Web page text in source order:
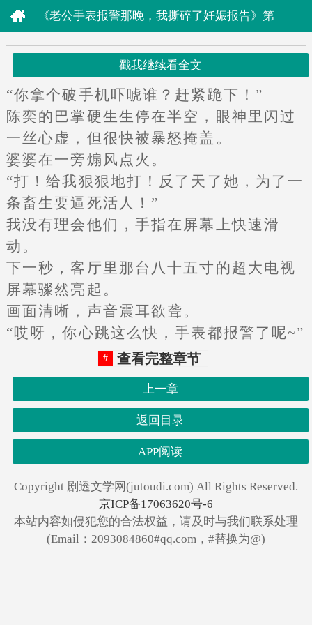
《老公手表报警那晚，我撕碎了妊娠报告》第
5章
戳我继续看全文
“你拿个破手机吓唬谁？赶紧跪下！”
陈奕的巴掌硬生生停在半空，眼神里闪过
一丝心虚，但很快被暴怒掩盖。
婆婆在一旁煽风点火。
“打！给我狠狠地打！反了天了她，为了一
条畜生要逼死活人！”
我没有理会他们，手指在屏幕上快速滑
动。
下一秒，客厅里那台八十五寸的超大电视
屏幕骤然亮起。
画面清晰，声音震耳欲聋。
“哎呀，你心跳这么快，手表都报警了呢~”
查看完整章节
上一章
返回目录
APP阅读
Copyright 剧透文学网(jutoudi.com) All Rights Reserved.
京ICP备17063620号-6
本站内容如侵犯您的合法权益，请及时与我们联系处理
(Email：2093084860#qq.com，#替换为@)